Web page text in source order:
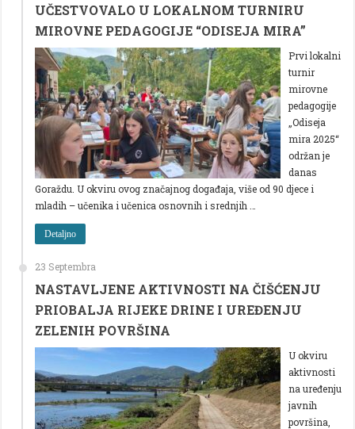
UČESTVOVALO U LOKALNOM TURNIRU
MIROVNE PEDAGOGIJE “ODISEJA MIRA”
Prvi lokalni
turnir
mirovne
pedagogije
„Odiseja
mira 2025“
održan je
danas
Goraždu. U okviru ovog značajnog događaja, više od 90 djece i
mladih – učenika i učenica osnovnih i srednjih …
Detaljno
23 Septembra
NASTAVLJENE AKTIVNOSTI NA ČIŠĆENJU
PRIOBALJA RIJEKE DRINE I UREĐENJU
ZELENIH POVRŠINA
U okviru
aktivnosti
na uređenju
javnih
površina,